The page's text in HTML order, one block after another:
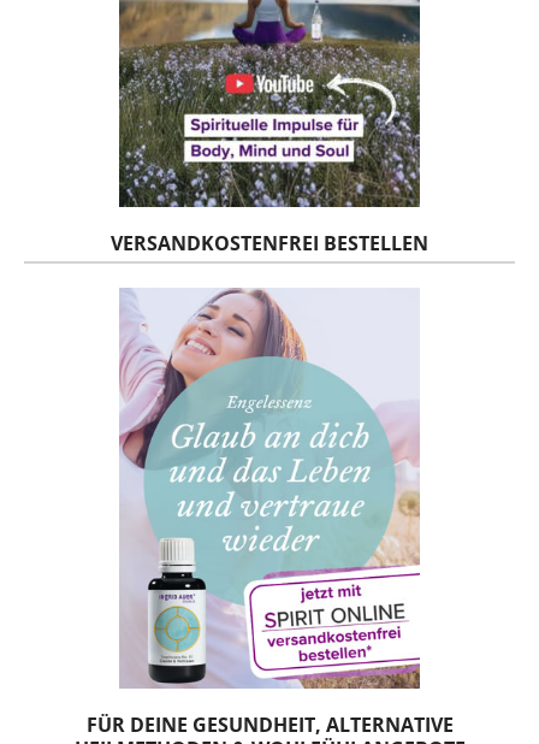
VERSANDKOSTENFREI BESTELLEN
FÜR DEINE GESUNDHEIT, ALTERNATIVE